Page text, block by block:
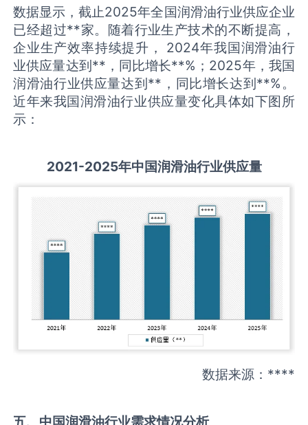
数据显示，截止2025年全国润滑油行业供应企业
已经超过**家。随着行业生产技术的不断提高，
企业生产效率持续提升， 2024年我国润滑油行
业供应量达到**，同比增长**%；2025年，我国
润滑油行业供应量达到**，同比增长达到**%。
近年来我国润滑油行业供应量变化具体如下图所
示：
2021-2025年中国润滑油行业供应量
数据来源：****